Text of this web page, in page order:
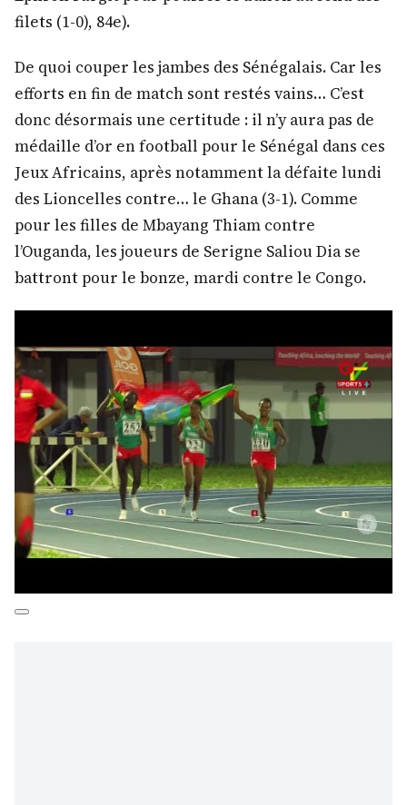
filets (1-0), 84e).
De quoi couper les jambes des Sénégalais. Car les
efforts en fin de match sont restés vains… C’est
donc désormais une certitude : il n’y aura pas de
médaille d’or en football pour le Sénégal dans ces
Jeux Africains, après notamment la défaite lundi
des Lioncelles contre… le Ghana (3-1). Comme
pour les filles de Mbayang Thiam contre
l’Ouganda, les joueurs de Serigne Saliou Dia se
battront pour le bonze, mardi contre le Congo.